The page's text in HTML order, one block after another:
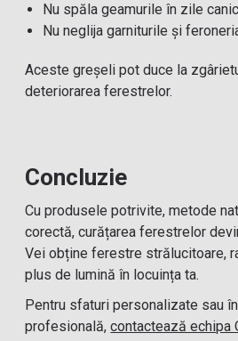
Nu spăla geamurile în zile
Nu neglija garniturile și
Aceste greșeli pot duce la
deteriorarea ferestrelor.
Concluzie
Cu produsele potrivite, metode
corectă, curățarea ferestrelor
Vei obține ferestre strălucitoare,
plus de lumină în locuința ta.
Pentru sfaturi personalizate sau
profesională,contactează echipa